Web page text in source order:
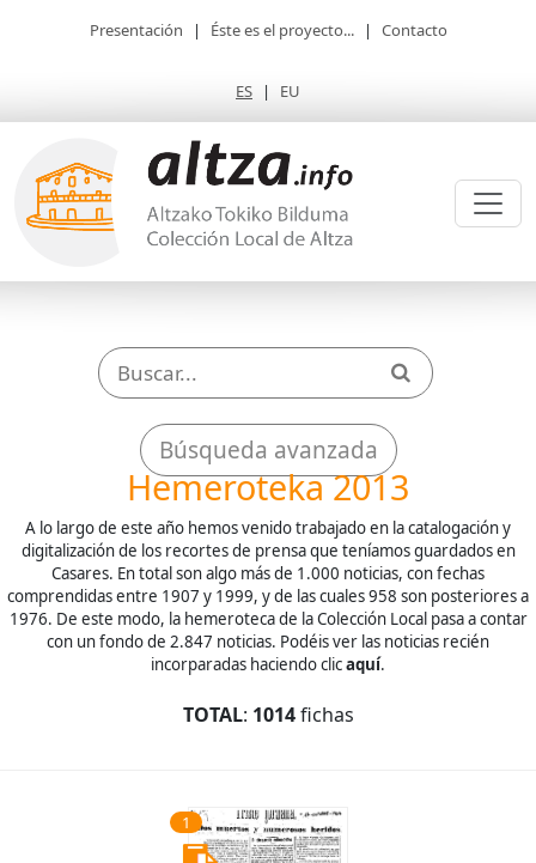
Presentación | Éste es el proyecto... | Contacto
ES | EU
Búsqueda avanzada
Hemeroteka 2013
A lo largo de este año hemos venido trabajado en la catalogación y
digitalización de los recortes de prensa que teníamos guardados en
Casares. En total son algo más de 1.000 noticias, con fechas
comprendidas entre 1907 y 1999, y de las cuales 958 son posteriores a
1976. De este modo, la hemeroteca de la Colección Local pasa a contar
con un fondo de 2.847 noticias. Podéis ver las noticias recién
incorparadas haciendo clicaquí.
TOTAL: 1014fichas
1